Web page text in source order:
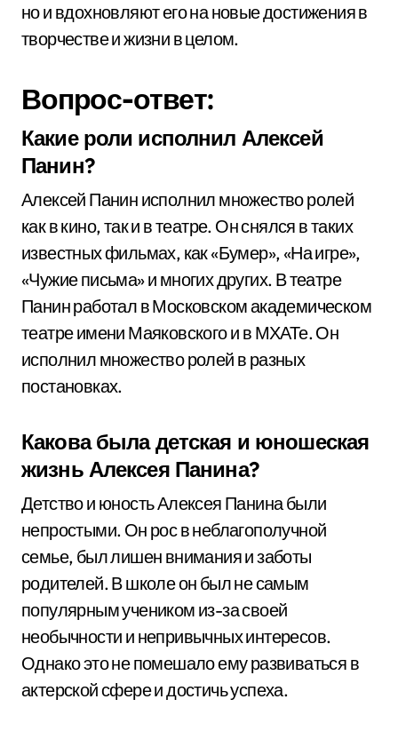
но и вдохновляют его на новые достижения в
творчестве и жизни в целом.
Вопрос-ответ:
Какие роли исполнил Алексей
Панин?
Алексей Панин исполнил множество ролей
как в кино, так и в театре. Он снялся в таких
известных фильмах, как «Бумер», «На игре»,
«Чужие письма» и многих других. В театре
Панин работал в Московском академическом
театре имени Маяковского и в МХАТе. Он
исполнил множество ролей в разных
постановках.
Какова была детская и юношеская
жизнь Алексея Панина?
Детство и юность Алексея Панина были
непростыми. Он рос в неблагополучной
семье, был лишен внимания и заботы
родителей. В школе он был не самым
популярным учеником из-за своей
необычности и непривычных интересов.
Однако это не помешало ему развиваться в
актерской сфере и достичь успеха.